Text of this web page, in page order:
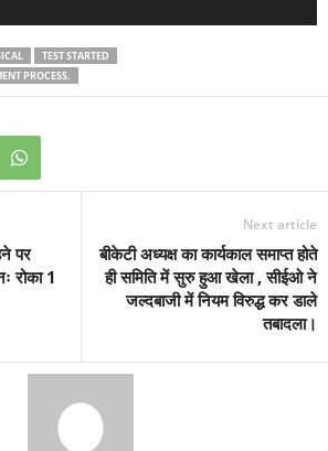
TEST STARTED
PROCESS.
पर
रोका 1
Next article
बीकेटी अध्यक्ष का कार्यकाल समाप्त होते
ही समिति में सुरु हुआ खेला , सीईओ ने
जल्दबाजी में नियम विरुद्ध कर डाले
तबादला।